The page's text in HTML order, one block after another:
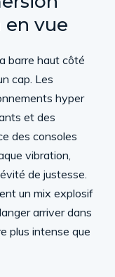
en vue
barre haut côté
cap. Les
hyper
et des
des consoles
vibration,
de justesse.
un mix explosif
arriver dans
plus intense que